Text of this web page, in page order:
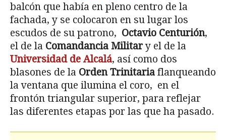
balcón que había en pleno centro de la
fachada, y se colocaron en su lugar los
escudos de su patrono, Octavio Centurión,
el de la Comandancia Military el de la
Universidad de Alcalá, así como dos
blasones de la Orden Trinitaria flanqueando
la ventana que ilumina el coro, en el
frontón triangular superior, para reflejar
las diferentes etapas por las que ha pasado.